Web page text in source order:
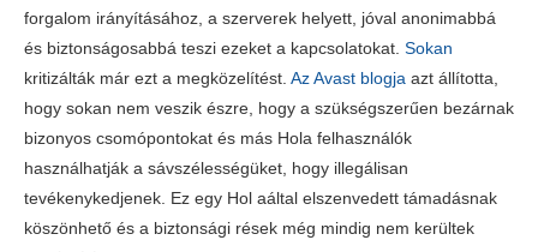
forgalom irányításához, a szerverek helyett, jóval anonimabbá
és biztonságosabbá teszi ezeket a kapcsolatokat. Sokan
kritizálták már ezt a megközelítést. Az Avast blogja azt állította,
hogy sokan nem veszik észre, hogy a szükségszerűen bezárnak
bizonyos csomópontokat és más Hola felhasználók
használhatják a sávszélességüket, hogy illegálisan
tevékenykedjenek. Ez egy Hol aáltal elszenvedett támadásnak
köszönhető és a biztonsági rések még mindig nem kerültek